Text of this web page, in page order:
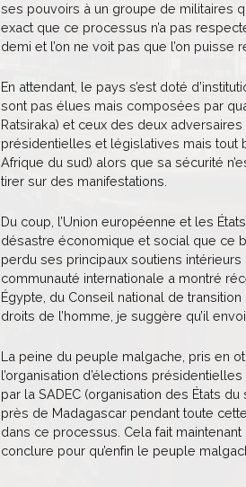
ses pouvoirs à un groupe de militaires
exact que ce processus n’a pas
demi et l’on ne voit pas que l’on puisse
En attendant, le pays s’est doté
sont pas élues mais composées par
Ratsiraka) et ceux des deux
présidentielles et législatives mais tout
Afrique du sud) alors que sa sécurité
tirer sur des manifestations.
Du coup, l’Union européenne et les
désastre économique et social que ce
perdu ses principaux soutiens
communauté internationale a montré
Égypte, du Conseil national de
droits de l’homme, je suggère qu’il
La peine du peuple malgache, pris en
l’organisation d’élections
par la SADEC (organisation des États
près de Madagascar pendant toute
dans ce processus. Cela fait
conclure pour qu’enfin le peuple